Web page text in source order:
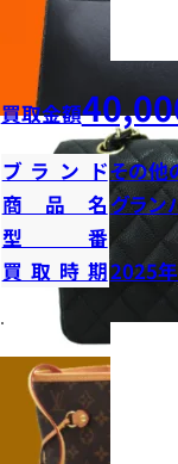
買取金額
ブランドその他
商品名グラン
型番
買取時期2025